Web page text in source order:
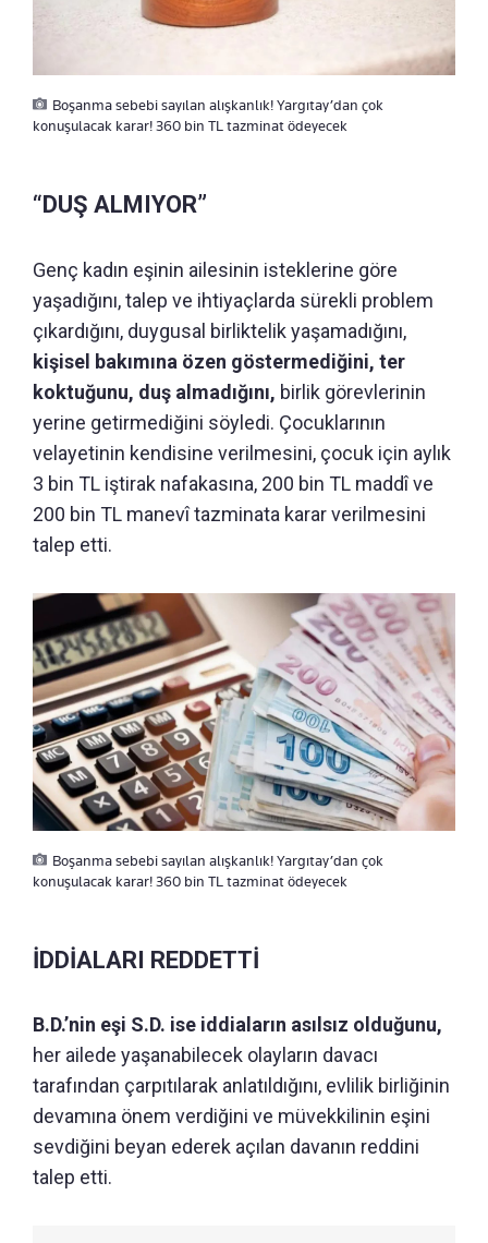
Boşanma sebebi sayılan alışkanlık! Yargıtay’dan çok
konuşulacak karar! 360 bin TL tazminat ödeyecek
“DUŞ ALMIYOR”
Genç kadın eşinin ailesinin isteklerine göre
yaşadığını, talep ve ihtiyaçlarda sürekli problem
çıkardığını, duygusal birliktelik yaşamadığını,
kişisel bakımına özen göstermediğini, ter
koktuğunu, duş almadığını, birlik görevlerinin
yerine getirmediğini söyledi. Çocuklarının
velayetinin kendisine verilmesini, çocuk için aylık
3 bin TL iştirak nafakasına, 200 bin TL maddî ve
200 bin TL manevî tazminata karar verilmesini
talep etti.
Boşanma sebebi sayılan alışkanlık! Yargıtay’dan çok
konuşulacak karar! 360 bin TL tazminat ödeyecek
İDDİALARI REDDETTİ
B.D.’nin eşi S.D. ise iddiaların asılsız olduğunu,
her ailede yaşanabilecek olayların davacı
tarafından çarpıtılarak anlatıldığını, evlilik birliğinin
devamına önem verdiğini ve müvekkilinin eşini
sevdiğini beyan ederek açılan davanın reddini
talep etti.